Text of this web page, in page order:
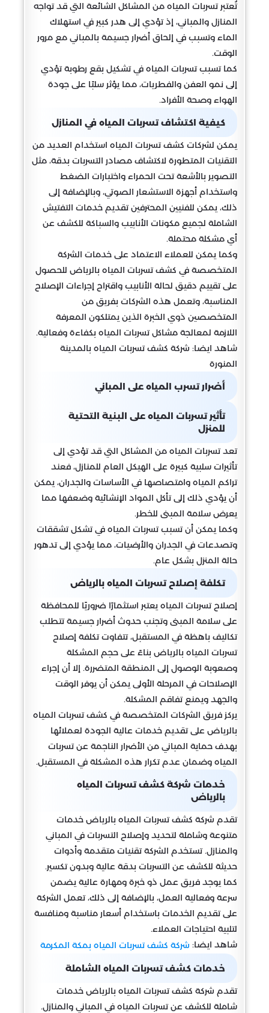
تُعتبر تسربات المياه من المشاكل الشائعة التي قد تواجه
المنازل والمباني، إذ تؤدي إلى هدر كبير في استهلاك
الماء وتسبب في إلحاق أضرار جسيمة بالمباني مع مرور
الوقت.
كما تسبب تسربات المياه في تشكيل بقع رطوبة تؤدي
إلى نمو العفن والفطريات، مما يؤثر سلبًا على جودة
الهواء وصحة الأفراد.
كيفية اكتشاف تسربات المياه في المنازل
يمكن لشركات كشف تسربات المياه استخدام العديد من
التقنيات المتطورة لاكتشاف مصادر التسربات بدقة، مثل
التصوير بالأشعة تحت الحمراء واختبارات الضغط
واستخدام أجهزة الاستشعار الصوتي، وبالإضافة إلى
ذلك، يمكن للفنيين المحترفين تقديم خدمات التفتيش
الشاملة لجميع مكونات الأنابيب والسباكة للكشف عن
أي مشكلة محتملة.
وكما يمكن للعملاء الاعتماد على خدمات الشركة
المتخصصة في كشف تسربات المياه بالرياض للحصول
على تقييم دقيق لحالة الأنابيب واقتراح إجراءات الإصلاح
المناسبة، وتعمل هذه الشركات بفريق من
المتخصصين ذوي الخبرة الذين يمتلكون المعرفة
اللازمة لمعالجة مشاكل تسربات المياه بكفاءة وفعالية.
شاهد ايضا: شركة كشف تسربات المياه بالمدينة
المنورة
أضرار تسرب المياه على المباني
تأثير تسربات المياه على البنية التحتية
للمنزل
تعد تسربات المياه من المشاكل التي قد تؤدي إلى
تأثيرات سلبية كبيرة على الهيكل العام للمنازل، فعند
تراكم المياه وامتصاصها في الأساسات والجدران، يمكن
أن يؤدي ذلك إلى تأكل المواد الإنشائية وضعفها مما
يعرض سلامة المبنى للخطر.
وكما يمكن أن تسبب تسربات المياه في تشكل تشققات
وتصدعات في الجدران والأرضيات، مما يؤدي إلى تدهور
حالة المنزل بشكل عام.
تكلفة إصلاح تسربات المياه بالرياض
إصلاح تسربات المياه يعتبر استثمارًا ضروريًا للمحافظة
على سلامة المبنى وتجنب حدوث أضرار جسيمة تتطلب
تكاليف باهظة في المستقبل، تتفاوت تكلفة إصلاح
تسربات المياه بالرياض بناءً على حجم المشكلة
وصعوبة الوصول إلى المنطقة المتضررة. إلا أن إجراء
الإصلاحات في المرحلة الأولى يمكن أن يوفر الوقت
والجهد ويمنع تفاقم المشكلة.
يركز فريق الشركات المتخصصة في كشف تسربات المياه
بالرياض على تقديم خدمات عالية الجودة لعملائها
بهدف حماية المباني من الأضرار الناجمة عن تسربات
المياه وضمان عدم تكرار هذه المشكلة في المستقبل.
خدمات شركة كشف تسربات المياه
بالرياض
تقدم شركة كشف تسربات المياه بالرياض خدمات
متنوعة وشاملة لتحديد وإصلاح التسربات في المباني
والمنازل. تستخدم الشركة تقنيات متقدمة وأدوات
حديثة للكشف عن التسربات بدقة عالية وبدون تكسير.
كما يوجد فريق عمل ذو خبرة ومهارة عالية يضمن
سرعة وفعالية العمل، بالإضافة إلى ذلك، تعمل الشركة
على تقديم الخدمات باستخدام أسعار مناسبة ومنافسة
لتلبية احتياجات العملاء.
شاهد ايضا: شركة كشف تسربات المياه بمكة المكرمة
خدمات كشف تسربات المياه الشاملة
تقدم شركة كشف تسربات المياه بالرياض خدمات
شاملة للكشف عن تسربات المياه في المباني والمنازل.